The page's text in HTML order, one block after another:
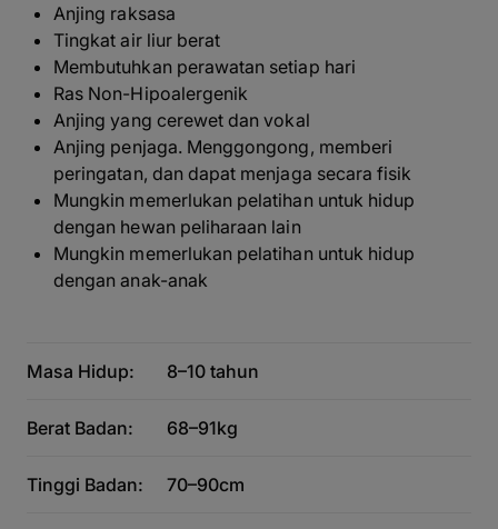
Anjing raksasa
Tingkat air liur berat
Membutuhkan perawatan setiap hari
Ras Non-Hipoalergenik
Anjing yang cerewet dan vokal
Anjing penjaga. Menggongong, memberi
peringatan, dan dapat menjaga secara fisik
Mungkin memerlukan pelatihan untuk hidup
dengan hewan peliharaan lain
Mungkin memerlukan pelatihan untuk hidup
dengan anak-anak
Masa Hidup: 8–10 tahun
Berat Badan: 68–91kg
Tinggi Badan: 70–90cm